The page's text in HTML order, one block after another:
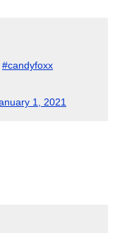
#candyfoxx
1, 2021